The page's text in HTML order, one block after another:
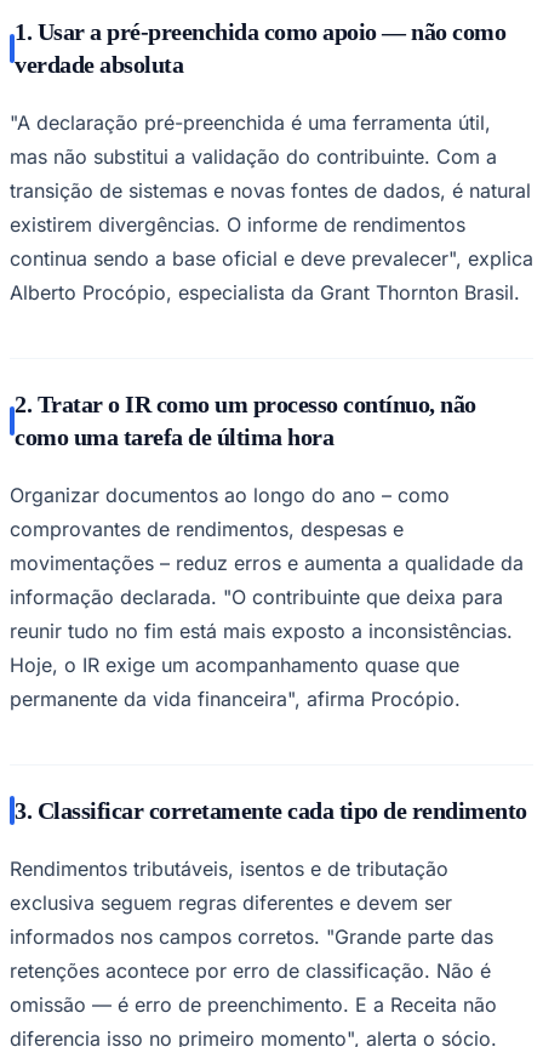
Corinthians
1. Usar a pré-preenchida como apoio — não como
verdade absoluta
"A declaração pré-preenchida é uma ferramenta útil,
mas não substitui a validação do contribuinte. Com a
transição de sistemas e novas fontes de dados, é natural
existirem divergências. O informe de rendimentos
continua sendo a base oficial e deve prevalecer", explica
Alberto Procópio, especialista da Grant Thornton Brasil.
2. Tratar o IR como um processo contínuo, não
como uma tarefa de última hora
Organizar documentos ao longo do ano – como
comprovantes de rendimentos, despesas e
movimentações – reduz erros e aumenta a qualidade da
informação declarada. "O contribuinte que deixa para
reunir tudo no fim está mais exposto a inconsistências.
Hoje, o IR exige um acompanhamento quase que
permanente da vida financeira", afirma Procópio.
3. Classificar corretamente cada tipo de rendimento
Rendimentos tributáveis, isentos e de tributação
exclusiva seguem regras diferentes e devem ser
informados nos campos corretos. "Grande parte das
retenções acontece por erro de classificação. Não é
omissão — é erro de preenchimento. E a Receita não
diferencia isso no primeiro momento", alerta o sócio.